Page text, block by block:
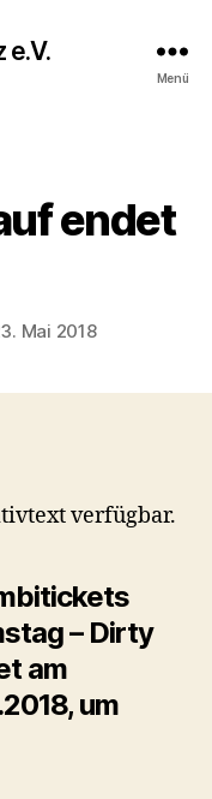
e.V.
Menü
endet
Mai 2018
– Dirty
am
um